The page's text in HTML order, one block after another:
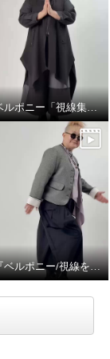
ベルポニー「視線集める大人の遊びを装う」
『ベルポニー/視線を集める大人の遊びを装う』